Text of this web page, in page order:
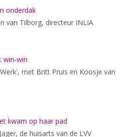
onderdak
van Tilborg, directeur INLIA
win-win
met Britt Pruis en Koosje van
kwam op haar pad
de huisarts van de LVV